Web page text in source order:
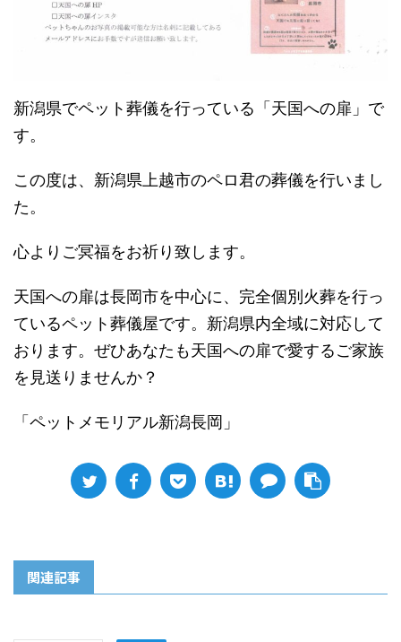
新潟県でペット葬儀を行っている「天国への扉」で
す。
この度は、新潟県上越市のペロ君の葬儀を行いまし
た。
心よりご冥福をお祈り致します。
天国への扉は長岡市を中心に、完全個別火葬を行っ
ているペット葬儀屋です。新潟県内全域に対応して
おります。ぜひあなたも天国への扉で愛するご家族
を見送りませんか？
「ペットメモリアル新潟長岡」
関連記事